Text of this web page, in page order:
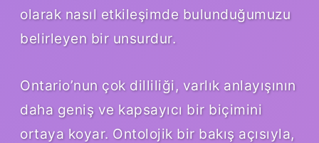
olarak nasıl etkileşimde bulunduğumuzu
belirleyen bir unsurdur.
Ontario’nun çok dilliliği, varlık anlayışının
daha geniş ve kapsayıcı bir biçimini
ortaya koyar. Ontolojik bir bakış açısıyla,